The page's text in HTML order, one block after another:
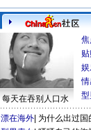
每天在吞别人口水
焦
漂在海外 为什么出过